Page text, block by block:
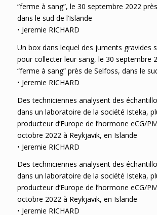
“ferme à sang”, le 30 septembre 2022
dans le sud de l’Islande
• Jeremie RICHARD
Un box dans lequel des juments gravides
pour collecter leur sang, le 30 septembre
“ferme à sang” près de Selfoss, dans le
• Jeremie RICHARD
Des techniciennes analysent des
dans un laboratoire de la société Isteka,
producteur d’Europe de l’hormone eCG/
octobre 2022 à Reykjavik, en Islande
• Jeremie RICHARD
Des techniciennes analysent des
dans un laboratoire de la société Isteka,
producteur d’Europe de l’hormone eCG/
octobre 2022 à Reykjavik, en Islande
• Jeremie RICHARD